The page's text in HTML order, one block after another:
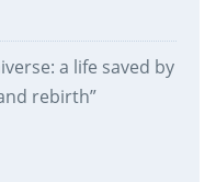
a life saved by
rebirth”